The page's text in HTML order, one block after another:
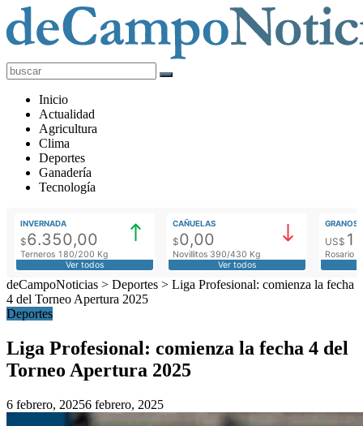
deCampoNoticias
Actualidad
Agropecuaria
Inicio
Actualidad
Agricultura
Clima
Deportes
Ganadería
Tecnología
INVERNADA
$6.350,00
Terneros 180/200 Kg
Ver todos
CAÑUELAS
$0,00
Novillitos 390/430 Kg
Ver todos
GRANOS
US$
Rosario
deCampoNoticias > Deportes > Liga Profesional: comienza la fecha
4 del Torneo Apertura 2025
Deportes
Liga Profesional: comienza la fecha 4 del
Torneo Apertura 2025
6 febrero, 20256 febrero, 2025